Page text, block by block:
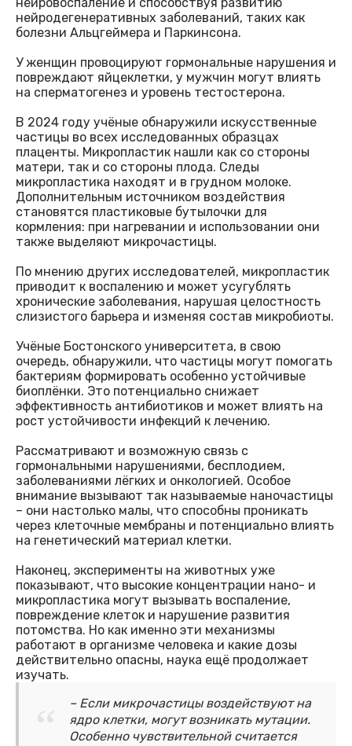
нейродегенеративных заболеваний, таких как
болезни Альцгеймера и Паркинсона.
У женщин провоцируют гормональные нарушения и
повреждают яйцеклетки, у мужчин могут влиять
на сперматогенез и уровень тестостерона.
В 2024 году учёные обнаружили искусственные
частицы во всех исследованных образцах
плаценты. Микропластик нашли как со стороны
матери, так и со стороны плода. Следы
микропластика находят и в грудном молоке.
Дополнительным источником воздействия
становятся пластиковые бутылочки для
кормления: при нагревании и использовании они
также выделяют микрочастицы.
По мнению других исследователей, микропластик
приводит к воспалению и может усугублять
хронические заболевания, нарушая целостность
слизистого барьера и изменяя состав микробиоты.
Учёные Бостонского университета, в свою
очередь, обнаружили, что частицы могут помогать
бактериям формировать особенно устойчивые
биоплёнки. Это потенциально снижает
эффективность антибиотиков и может влиять на
рост устойчивости инфекций к лечению.
Рассматривают и возможную связь с
гормональными нарушениями, бесплодием,
заболеваниями лёгких и онкологией. Особое
внимание вызывают так называемые наночастицы
– они настолько малы, что способны проникать
через клеточные мембраны и потенциально влиять
на генетический материал клетки.
Наконец, эксперименты на животных уже
показывают, что высокие концентрации нано- и
микропластика могут вызывать воспаление,
повреждение клеток и нарушение развития
потомства. Но как именно эти механизмы
работают в организме человека и какие дозы
действительно опасны, наука ещё продолжает
изучать.
– Если микрочастицы воздействуют на
ядро клетки, могут возникать мутации.
Особенно чувствительной считается